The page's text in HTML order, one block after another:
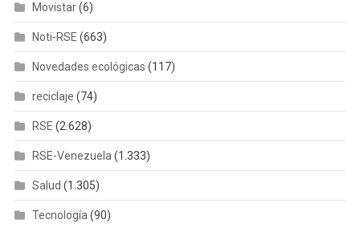
Movistar(6)
Noti-RSE (663)
Novedades ecológicas (117)
reciclaje (74)
RSE (2.628)
RSE-Venezuela(1.333)
Salud (1.305)
Tecnología(90)